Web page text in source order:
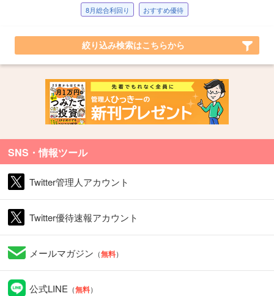
8月総合利回り
おすすめ優待
絞り込み検索はこちらから
SNS・情報ツール
Twitter管理人アカウント
Twitter優待速報アカウント
メールマガジン （無料）
公式LINE （無料）